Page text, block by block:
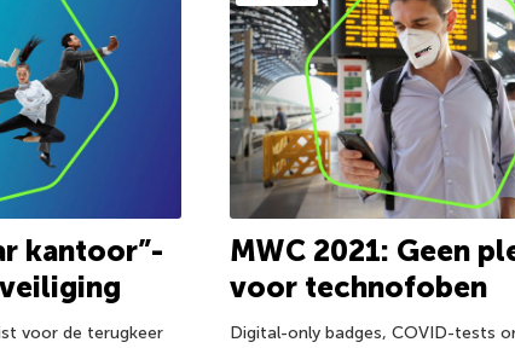
kantoor”-
voor de terugkeer
MWC 2021: Geen
voor technofoben
Digital-only badges, COVID-tests